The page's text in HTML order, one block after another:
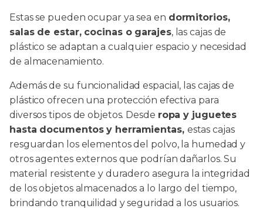
Estas se pueden ocupar ya sea en dormitorios,
salas de estar, cocinas o garajes, las cajas de
plástico se adaptan a cualquier espacio y necesidad
de almacenamiento.
Además de su funcionalidad espacial, las cajas de
plástico ofrecen una protección efectiva para
diversos tipos de objetos. Desde ropa y juguetes
hasta documentos y herramientas, estas cajas
resguardan los elementos del polvo, la humedad y
otros agentes externos que podrían dañarlos. Su
material resistente y duradero asegura la integridad
de los objetos almacenados a lo largo del tiempo,
brindando tranquilidad y seguridad a los usuarios.